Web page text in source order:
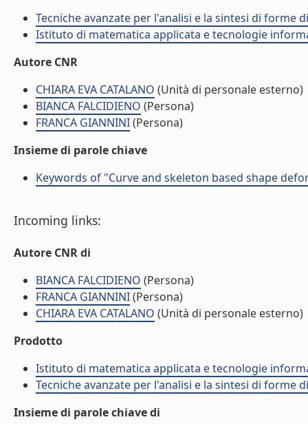
Tecniche avanzate per l'analisi e la sintesi di forme
Istituto di matematica applicata e tecnologie
Autore CNR
CHIARA EVA CATALANO (Unità di personale esterno)
BIANCA FALCIDIENO (Persona)
FRANCA GIANNINI(Persona)
Insieme di parole chiave
Keywords of "Curve and skeleton based shape
Incoming links:
Autore CNR di
BIANCA FALCIDIENO (Persona)
FRANCA GIANNINI(Persona)
CHIARA EVA CATALANO (Unità di personale esterno)
Prodotto
Istituto di matematica applicata e tecnologie
Tecniche avanzate per l'analisi e la sintesi di forme
Insieme di parole chiave di